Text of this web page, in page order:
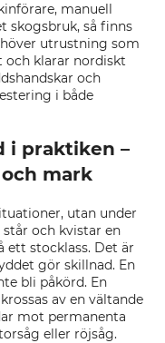
manuell
skogsbruk, så finns
utrustning som
och klarar nordiskt
och
i både
i praktiken –
mark
utan under
och kvistar en
ett stocklass. Det är
gör skillnad. En
bli påkörd. En
av en vältande
mot permanenta
eller röjsåg.